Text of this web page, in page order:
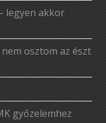
legyen akkor
osztom az észt
győzelemhez